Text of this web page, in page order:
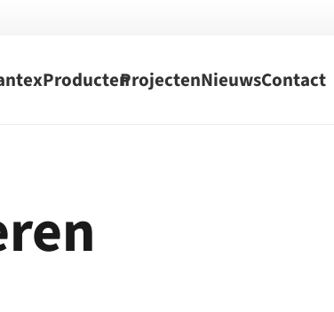
ProductenProjectenNieuwsContact